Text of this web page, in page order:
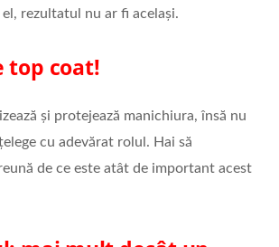
rezultatul nu ar fi același.
top coat!
și protejează manichiura, însă nu
cu adevărat rolul. Hai să
de ce este atât de important acest